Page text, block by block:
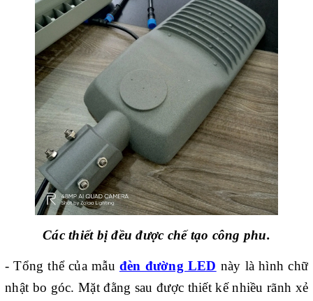
Các thiết bị đều được chế tạo công phu.
- Tổng thể của mẫu đèn đường LED này là hình chữ
nhật bo góc. Mặt đằng sau được thiết kế nhiều rãnh xẻ